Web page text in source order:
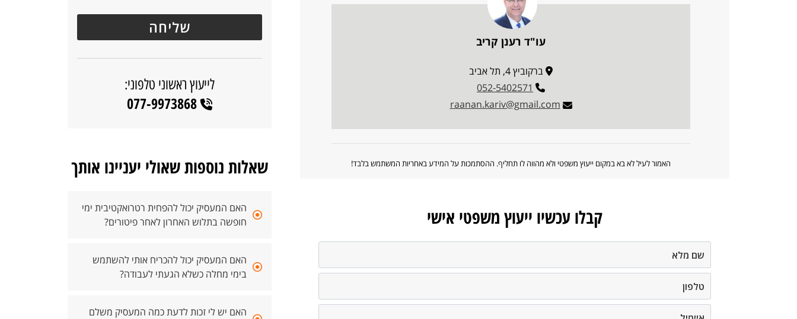
עו"ד רענן קריב
ברקוביץ 4, תל אביב
052-5402571
raanan.kariv@gmail.com
האמור לעיל לא בא במקום ייעוץ משפטי ולא מהווה לו תחליף. ההסתמכות על המידע באחריות המשתמש בלבד!
קבלו עכשיו ייעוץ משפטי אישי
לייעוץ ראשוני טלפוני:
077-9973868
שאלות נוספות שאולי יעניינו אותך
האם המעסיק יכול להפחית רטרואקטיבית ימי
חופשה בתלוש האחרון לאחר פיטורים?
האם המעסיק יכול להכריח אותי להשתמש
בימי מחלה כשלא הגעתי לעבודה?
האם יש לי זכות לדעת כמה המעסיק משלם